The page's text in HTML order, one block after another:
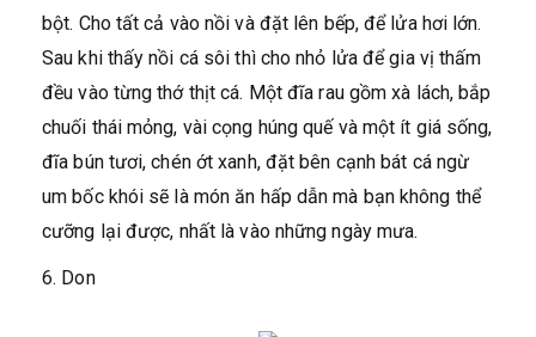
bột. Cho tất cả vào nồi và đặt lên bếp, để lửa hơi lớn.
Sau khi thấy nồi cá sôi thì cho nhỏ lửa để gia vị thấm
đều vào từng thớ thịt cá. Một đĩa rau gồm xà lách, bắp
chuối thái mỏng, vài cọng húng quế và một ít giá sống,
đĩa bún tươi, chén ớt xanh, đặt bên cạnh bát cá ngừ
um bốc khói sẽ là món ăn hấp dẫn mà bạn không thể
cưỡng lại được, nhất là vào những ngày mưa.
6. Don